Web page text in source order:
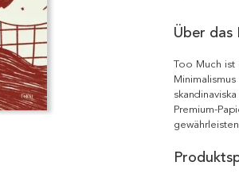
Über das
Too Much ist
Premium-